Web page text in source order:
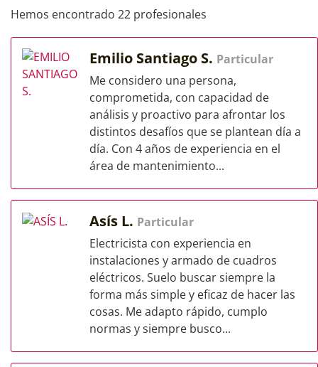
Hemos encontrado 22 profesionales
Emilio Santiago S. Particular
Me considero una persona,
comprometida, con capacidad de
análisis y proactivo para afrontar los
distintos desafíos que se plantean día a
día. Con 4 años de experiencia en el
área de mantenimiento...
Asís L. Particular
Electricista con experiencia en
instalaciones y armado de cuadros
eléctricos. Suelo buscar siempre la
forma más simple y eficaz de hacer las
cosas. Me adapto rápido, cumplo
normas y siempre busco...